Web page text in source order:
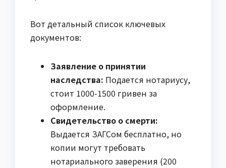
Вот детальный список ключевых
документов:
Заявление о принятии
наследства: Подается нотариусу,
стоит 1000-1500 гривен за
оформление.
Свидетельство о смерти:
Выдается ЗАГСом бесплатно, но
копии могут требовать
нотариального заверения (200